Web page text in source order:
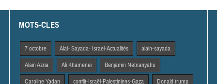
MOTS-CLES
7 octobre Alai- Sayada- Israel-Actualités alain-sayada
Alain Azria Ali Khamenei Benjamin Netnanyahu
Caroline Yadan conflit-Israël-Palestiniens-Gaza Donald trump